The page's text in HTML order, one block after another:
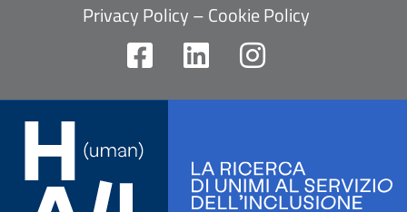
Privacy Policy–Cookie Policy
F
a
c
e
b
L
i
n
e
d
I
n
s
a
g